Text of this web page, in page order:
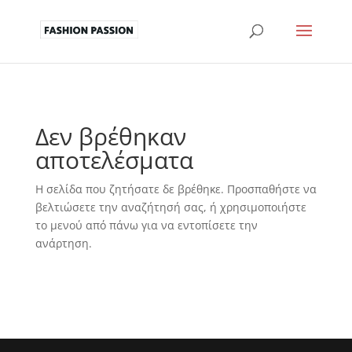
Δεν βρέθηκαν
αποτελέσματα
Η σελίδα που ζητήσατε δε βρέθηκε. Προσπαθήστε να
βελτιώσετε την αναζήτησή σας, ή χρησιμοποιήστε
το μενού από πάνω για να εντοπίσετε την
ανάρτηση.